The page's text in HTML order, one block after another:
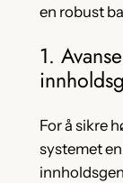
en robust
1.
For å sikre
systemet